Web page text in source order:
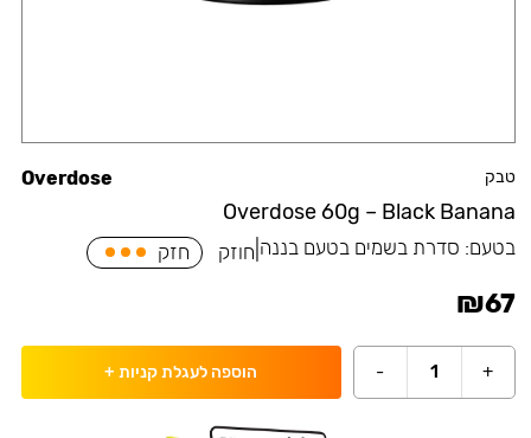
טבק
Overdose 60g – Black Banana
Overdose
בטעם: סדרת בשמים בטעם בננה חוזק חזק
₪67
+
1
- הוספה לעגלת קניות +